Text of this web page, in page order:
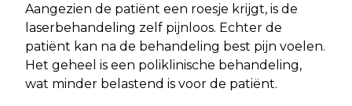
Aangezien de patiënt een roesje krijgt, is de
laserbehandeling zelf pijnloos. Echter de
patiënt kan na de behandeling best pijn voelen.
Het geheel is een poliklinische behandeling,
wat minder belastend is voor de patiënt.